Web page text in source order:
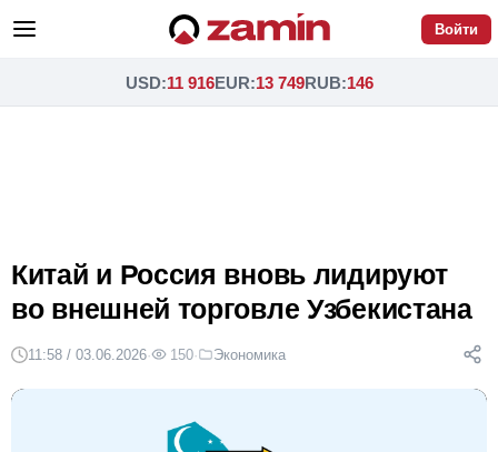
Войти
USD:11 916EUR:13 749RUB:146
Китай и Россия вновь лидируют
во внешней торговле Узбекистана
11:58 / 03.06.2026· 150· Экономика